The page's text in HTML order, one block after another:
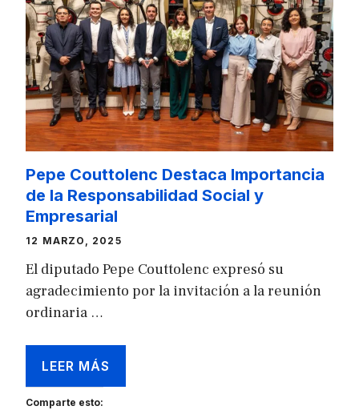
Pepe Couttolenc Destaca Importancia
de la Responsabilidad Social y
Empresarial
12 MARZO, 2025
El diputado Pepe Couttolenc expresó su
agradecimiento por la invitación a la reunión
ordinaria …
LEER MÁS
Comparte esto: